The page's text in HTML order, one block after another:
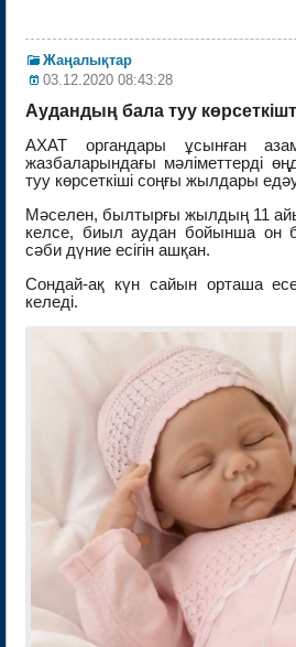
Жаңалықтар
03.12.2020 08:43:28
Аудандың бала туу
АХАТ органдары ұсынған
жазбаларындағы мәліметтерді
туу көрсеткіші соңғы жылдары
Мәселен, былтырғы жылдың 11
келсе, биыл аудан бойынша он
сәби дүние есігін ашқан.
Сондай-ақ күн сайын орташа
келеді.